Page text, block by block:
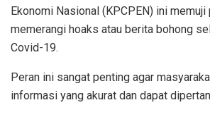
Ekonomi Nasional (KPCPEN) ini memuji
memerangi hoaks atau berita bohong
Covid-19.
Peran ini sangat penting agar
informasi yang akurat dan dapat